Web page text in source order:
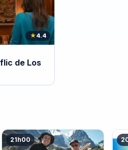
★4.4
de Los
21h00